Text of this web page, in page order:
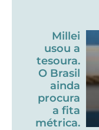
Millei
usou a
tesoura.
O Brasil
ainda
procura
a fita
métrica.